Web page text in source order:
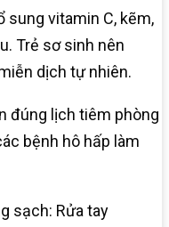
sung vitamin C, kẽm,
Trẻ sơ sinh nên
dịch tự nhiên.
đúng lịch tiêm phòng
bệnh hô hấp làm
sạch: Rửa tay